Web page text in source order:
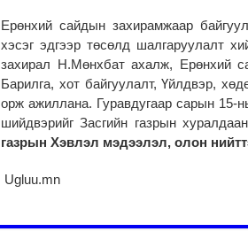
Ерөнхий сайдын захирамжаар
хэсэг эдгээр төсөлд шалгаруулалт
захирал Н.Мөнхбат ахалж, Ерөнхий
Барилга, хот байгуулалт, Үйлдвэр,
орж ажиллана. Гуравдугаар сарын 15-
шийдвэрийг Засгийн газрын
газрын Хэвлэл мэдээлэл, олон
Ugluu.mn